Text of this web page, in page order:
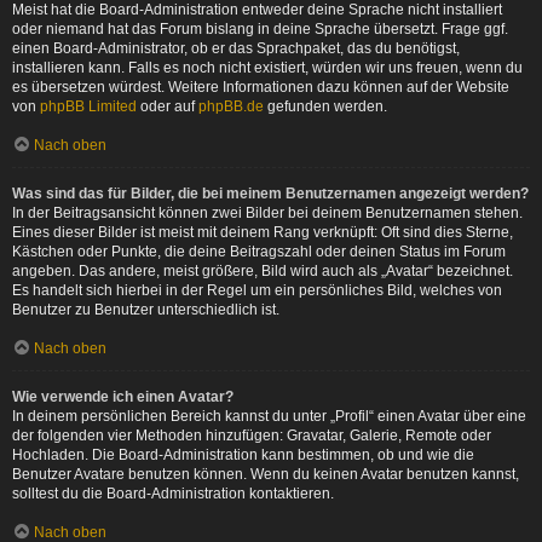
Meist hat die Board-Administration entweder deine Sprache nicht installiert
oder niemand hat das Forum bislang in deine Sprache übersetzt. Frage ggf.
einen Board-Administrator, ob er das Sprachpaket, das du benötigst,
installieren kann. Falls es noch nicht existiert, würden wir uns freuen, wenn du
es übersetzen würdest. Weitere Informationen dazu können auf der Website
von phpBB Limited oder aufphpBB.de gefunden werden.
Nach oben
Was sind das für Bilder, die bei meinem Benutzernamen angezeigt werden?
In der Beitragsansicht können zwei Bilder bei deinem Benutzernamen stehen.
Eines dieser Bilder ist meist mit deinem Rang verknüpft: Oft sind dies Sterne,
Kästchen oder Punkte, die deine Beitragszahl oder deinen Status im Forum
angeben. Das andere, meist größere, Bild wird auch als „Avatar“ bezeichnet.
Es handelt sich hierbei in der Regel um ein persönliches Bild, welches von
Benutzer zu Benutzer unterschiedlich ist.
Nach oben
Wie verwende ich einen Avatar?
In deinem persönlichen Bereich kannst du unter „Profil“ einen Avatar über eine
der folgenden vier Methoden hinzufügen: Gravatar, Galerie, Remote oder
Hochladen. Die Board-Administration kann bestimmen, ob und wie die
Benutzer Avatare benutzen können. Wenn du keinen Avatar benutzen kannst,
solltest du die Board-Administration kontaktieren.
Nach oben